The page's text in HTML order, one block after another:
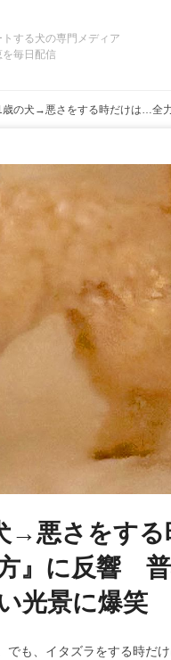
する犬の専門メディア
毎日配信
歳の犬→悪さをする時だけは…全
→悪さをす
』に反響
光景に爆笑
でも、イタズラをする時だ